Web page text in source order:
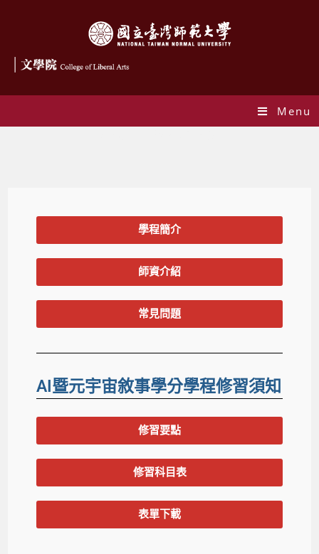
Menu
學程簡介
師資介紹
常見問題
AI暨元宇宙敘事學分學程修習須知
修習要點
修習科目表
表單下載